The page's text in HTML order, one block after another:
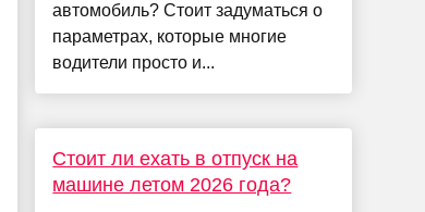
автомобиль? Стоит задуматься о
параметрах, которые многие
водители просто и...
Стоит ли ехать в отпуск на
машине летом 2026 года?